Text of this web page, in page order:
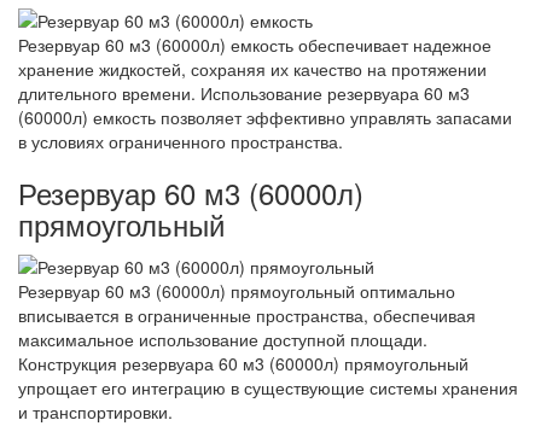
Резервуар 60 м3 (60000л) емкость обеспечивает надежное
хранение жидкостей, сохраняя их качество на протяжении
длительного времени. Использование резервуара 60 м3
(60000л) емкость позволяет эффективно управлять запасами
в условиях ограниченного пространства.
Резервуар 60 м3 (60000л)
прямоугольный
Резервуар 60 м3 (60000л) прямоугольный оптимально
вписывается в ограниченные пространства, обеспечивая
максимальное использование доступной площади.
Конструкция резервуара 60 м3 (60000л) прямоугольный
упрощает его интеграцию в существующие системы хранения
и транспортировки.